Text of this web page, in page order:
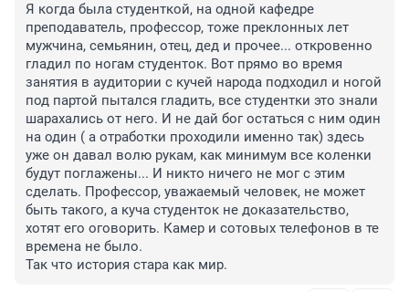
Я когда была студенткой, на одной кафедре
преподаватель, профессор, тоже преклонных лет
мужчина, семьянин, отец, дед и прочее... откровенно
гладил по ногам студенток. Вот прямо во время
занятия в аудитории с кучей народа подходил и ногой
под партой пытался гладить, все студентки это знали
шарахались от него. И не дай бог остаться с ним один
на один ( а отработки проходили именно так) здесь
уже он давал волю рукам, как минимум все коленки
будут поглажены... И никто ничего не мог с этим
сделать. Профессор, уважаемый человек, не может
быть такого, а куча студенток не доказательство,
хотят его оговорить. Камер и сотовых телефонов в те
времена не было.
Так что история стара как мир.